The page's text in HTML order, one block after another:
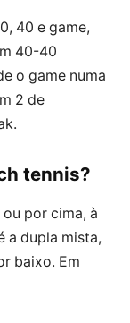
40 e game,
40-40
o game numa
2 de
tennis?
por cima, à
a dupla mista,
baixo. Em